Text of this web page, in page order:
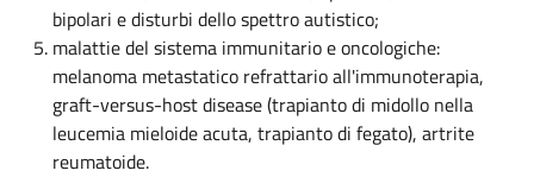
bipolari e disturbi dello spettro autistico;
malattie del sistema immunitario e oncologiche:
melanoma metastatico refrattario all'immunoterapia,
graft-versus-host disease (trapianto di midollo nella
leucemia mieloide acuta, trapianto di fegato), artrite
reumatoide.